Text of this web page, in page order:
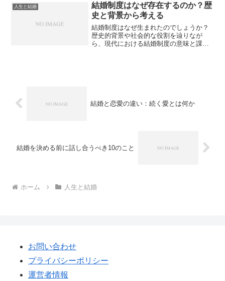
人生と結婚
結婚制度はなぜ存在するのか？歴
史と背景から考える
結婚制度はなぜ生まれたのでしょうか？
歴史的背景や社会的な役割を辿りなが
ら、現代における結婚制度の意味と課題
結婚と恋愛の違い：続く愛とは何か
結婚を決める前に話し合うべき10のこと
ホーム 人生と結婚
お問い合わせ
プライバシーポリシー
運営者情報